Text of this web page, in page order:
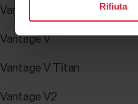
Rifiuta
Vantage M3
Vantage V
Vantage V Titan
Vantage V2